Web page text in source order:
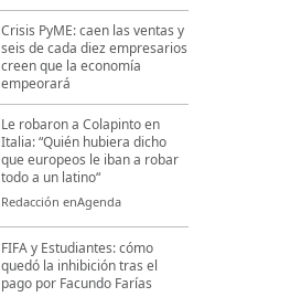
Crisis PyME: caen las ventas y
seis de cada diez empresarios
creen que la economía
empeorará
Le robaron a Colapinto en
Italia: “Quién hubiera dicho
que europeos le iban a robar
todo a un latino“
Redacción enAgenda
FIFA y Estudiantes: cómo
quedó la inhibición tras el
pago por Facundo Farías